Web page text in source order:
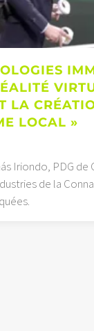
LA
LOCAL »
Iriondo, PDG de
de la